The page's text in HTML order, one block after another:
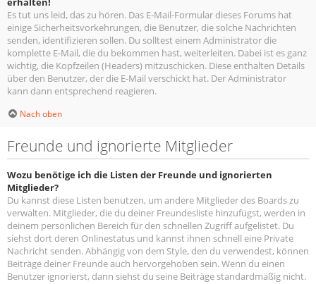
Es tut uns leid, das zu hören. Das E-Mail-Formular dieses Forums hat
einige Sicherheitsvorkehrungen, die Benutzer, die solche Nachrichten
senden, identifizieren sollen. Du solltest einem Administrator die
komplette E-Mail, die du bekommen hast, weiterleiten. Dabei ist es ganz
wichtig, die Kopfzeilen (Headers) mitzuschicken. Diese enthalten Details
über den Benutzer, der die E-Mail verschickt hat. Der Administrator
kann dann entsprechend reagieren.
Nach oben
Freunde und ignorierte Mitglieder
Wozu benötige ich die Listen der Freunde und ignorierten
Mitglieder?
Du kannst diese Listen benutzen, um andere Mitglieder des Boards zu
verwalten. Mitglieder, die du deiner Freundesliste hinzufügst, werden in
deinem persönlichen Bereich für den schnellen Zugriff aufgelistet. Du
siehst dort deren Onlinestatus und kannst ihnen schnell eine Private
Nachricht senden. Abhängig von dem Style, den du verwendest, können
Beiträge deiner Freunde auch hervorgehoben sein. Wenn du einen
Benutzer ignorierst, dann siehst du seine Beiträge standardmäßig nicht.